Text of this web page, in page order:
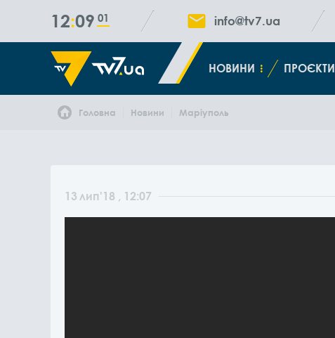
12 09 01 info@tv7.ua
НОВИНИ ПРОЄКТИ
Головна Новини Маріуполь
13 лип'18 , 12:07